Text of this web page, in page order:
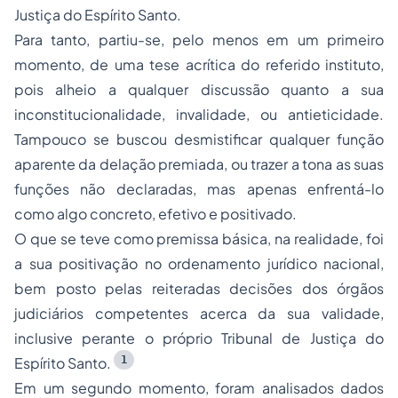
Justiça do Espírito Santo.
Para tanto, partiu-se, pelo menos em um primeiro
momento, de uma tese acrítica do referido instituto,
pois alheio a qualquer discussão quanto a sua
inconstitucionalidade, invalidade, ou antieticidade.
Tampouco se buscou desmistificar qualquer função
aparente da delação premiada, ou trazer a tona as suas
funções não declaradas, mas apenas enfrentá-lo
como algo concreto, efetivo e positivado.
O que se teve como premissa básica, na realidade, foi
a sua positivação no ordenamento jurídico nacional,
bem posto pelas reiteradas decisões dos órgãos
judiciários competentes acerca da sua validade,
inclusive perante o próprio Tribunal de Justiça do
Espírito Santo.
1
Em um segundo momento, foram analisados dados